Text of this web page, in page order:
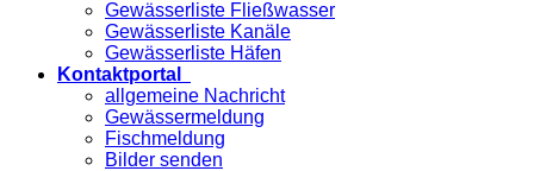
Gewässerliste Fließwasser
Gewässerliste Kanäle
Gewässerliste Häfen
Kontaktportal
allgemeine Nachricht
Gewässermeldung
Fischmeldung
Bilder senden